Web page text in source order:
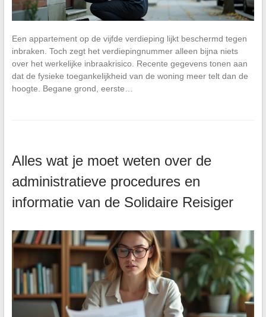
Een appartement op de vijfde verdieping lijkt beschermd tegen
inbraken. Toch zegt het verdiepingnummer alleen bijna niets
over het werkelijke inbraakrisico. Recente gegevens tonen aan
dat de fysieke toegankelijkheid van de woning meer telt dan de
hoogte. Begane grond, eerste…
Alles wat je moet weten over de
administratieve procedures en
informatie van de Solidaire Reisiger